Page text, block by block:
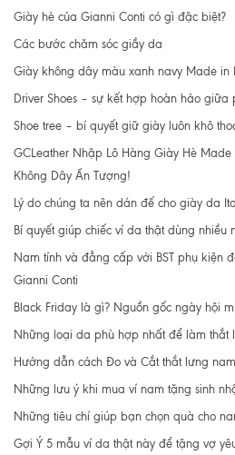
Giày hè của Gianni Conti có gì đặc biệt?
Các bước chăm sóc giầy da
Giày không dây màu xanh navy Made in
Driver Shoes – sự kết hợp hoàn hảo
Shoe tree – bí quyết giữ giày luôn khô
GCLeather Nhập Lô Hàng Giày Hè
Không Dây Ấn Tượng!
Lý do chúng ta nên dán đế cho giày da
Bí quyết giúp chiếc ví da thật dùng nhiều
Nam tính và đẳng cấp với BST phụ kiện
Gianni Conti
Black Friday là gì? Nguồn gốc ngày hội
Những loại da phù hợp nhất để làm thắt
Hướng dẫn cách Đo và Cắt thắt lưng
Những lưu ý khi mua ví nam tặng sinh
Những tiêu chí giúp bạn chọn quà cho
Gợi Ý 5 mẫu ví da thật này để tặng vợ